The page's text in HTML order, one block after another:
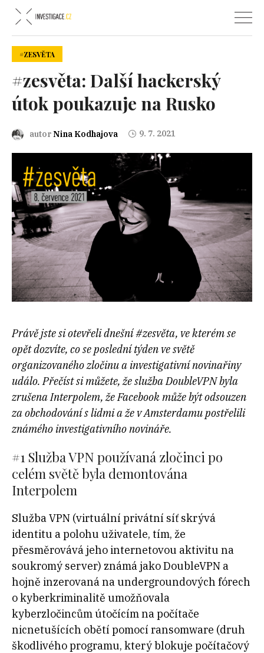
#ZESVĚTA
#zesvěta: Další hackerský
útok poukazuje na Rusko
autorNina Kodhajova 9. 7. 2021
Právě jste si otevřeli dnešní #zesvěta, ve kterém se
opět dozvíte, co se poslední týden ve světě
organizovaného zločinu a investigativní novinařiny
událo. Přečíst si můžete, že služba DoubleVPN byla
zrušena Interpolem, že Facebook může být odsouzen
za obchodování s lidmi a že v Amsterdamu postřelili
známého investigativního novináře.
#1 Služba VPN používaná zločinci po
celém světě byla demontována
Interpolem
Služba VPN (virtuální privátní síť skrývá
identitu a polohu uživatele, tím, že
přesměrovává jeho internetovou aktivitu na
soukromý server) známá jako DoubleVPN a
hojně inzerovaná na undergroundových fórech
o kyberkriminalitě umožňovala
kyberzločincům útočícím na počítače
nicnetušících obětí pomocí ransomware (druh
škodlivého programu, který blokuje počítačový